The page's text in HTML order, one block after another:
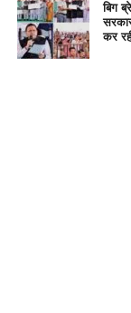
बिग
कर